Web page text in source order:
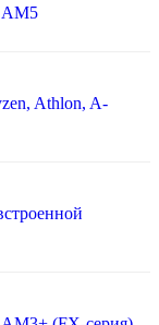
AM5
Athlon, A-